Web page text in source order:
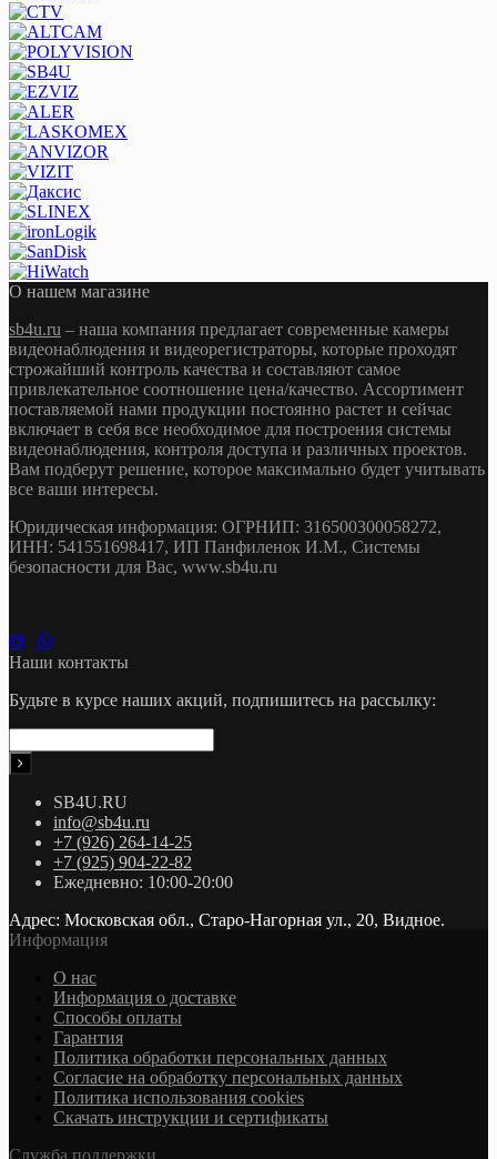
О нашем магазине
sb4u.ru – наша компания предлагает современные камеры
видеонаблюдения и видеорегистраторы, которые проходят
строжайший контроль качества и составляют самое
привлекательное соотношение цена/качество. Ассортимент
поставляемой нами продукции постоянно растет и сейчас
включает в себя все необходимое для построения системы
видеонаблюдения, контроля доступа и различных проектов.
Вам подберут решение, которое максимально будет учитывать
все ваши интересы.
Юридическая информация: ОГРНИП: 316500300058272,
ИНН: 541551698417, ИП Панфиленок И.М., Системы
безопасности для Вас, www.sb4u.ru
Наши контакты
Будьте в курсе наших акций, подпишитесь на рассылку:
SB4U.RU
info@sb4u.ru
+7 (926) 264-14-25
+7 (925) 904-22-82
Ежедневно: 10:00-20:00
Адрес: Московская обл., Старо-Нагорная ул., 20, Видное.
Информация
О нас
Информация о доставке
Cпособы оплаты
Гарантия
Политика обработки персональных данных
Согласие на обработку персональных данных
Политика использования cookies
Скачать инструкции и сертификаты
Служба поддержки